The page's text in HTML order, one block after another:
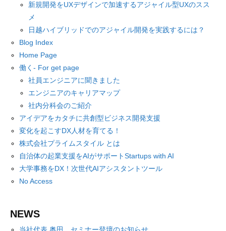
新規開発をUXデザインで加速するアジャイル型UXのスス
メ
日越ハイブリッドでのアジャイル開発を実践するには？
Blog Index
Home Page
働く- For get page
社員エンジニアに聞きました
エンジニアのキャリアマップ
社内分科会のご紹介
アイデアをカタチに共創型ビジネス開発支援
変化を起こすDX人材を育てる！
株式会社プライムスタイル とは
自治体の起業支援をAIがサポートStartups with AI
大学事務をDX！次世代AIアシスタントツール
No Access
NEWS